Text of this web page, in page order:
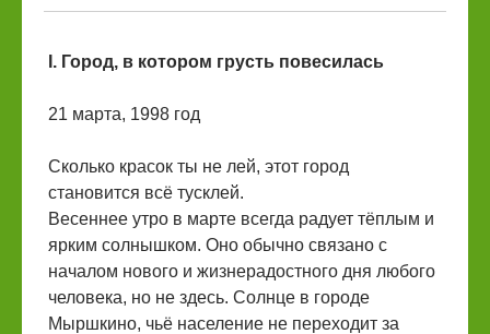
I. Город, в котором грусть повесилась
21 марта, 1998 год
Сколько красок ты не лей, этот город
становится всё тусклей.
Весеннее утро в марте всегда радует тёплым и
ярким солнышком. Оно обычно связано с
началом нового и жизнерадостного дня любого
человека, но не здесь. Солнце в городе
Мыршкино, чьё население не переходит за